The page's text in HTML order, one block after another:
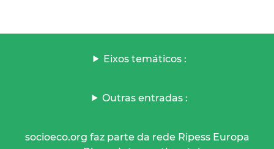
Eixos temáticos :
Outras entradas :
socioeco.org faz parte da rede Ripess Europa